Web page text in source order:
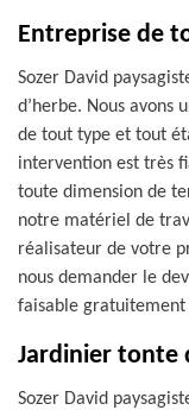
Entreprise de
Sozer David
d’herbe. Nous avons
de tout type et tout
intervention est très
toute dimension de
notre matériel de
réalisateur de votre
nous demander le
faisable gratuitement
Jardinier tonte
Sozer David